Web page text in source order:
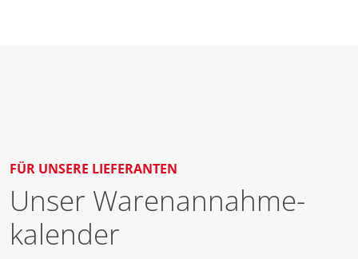
FÜR UNSERE LIEFERANTEN
Unser Waren­annahme­
kalender